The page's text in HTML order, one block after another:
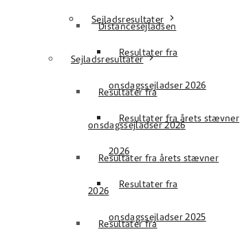
Sejladsresultater
Resultater fra
onsdagssejladser 2026
Resultater fra årets stævner
2026
Resultater fra
onsdagssejladser 2025
Distancesejladsen
Sejladsresultater
Resultater fra
onsdagssejladser 2026
Resultater fra årets stævner
2026
Resultater fra